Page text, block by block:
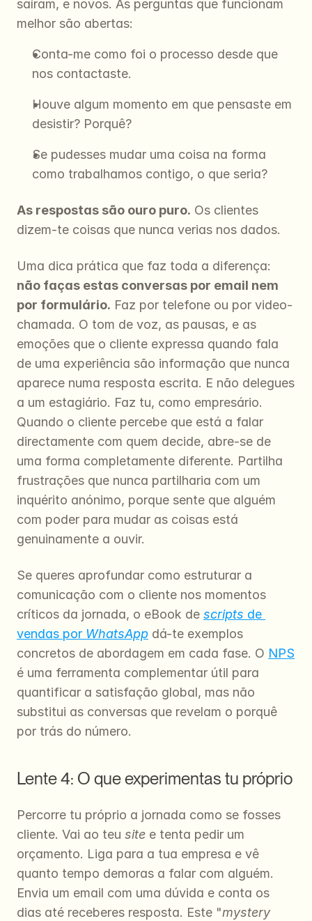
saíram, e novos. As perguntas que funcionam
melhor são abertas:
Conta-me como foi o processo desde que
nos contactaste.
Houve algum momento em que pensaste em
desistir? Porquê?
Se pudesses mudar uma coisa na forma
como trabalhamos contigo, o que seria?
As respostas são ouro puro. Os clientes
dizem-te coisas que nunca verias nos dados.
não faças estas conversas por email nem
por formulário. Faz por telefone ou por video-
chamada. O tom de voz, as pausas, e as
emoções que o cliente expressa quando fala
de uma experiência são informação que nunca
aparece numa resposta escrita. E não delegues
a um estagiário. Faz tu, como empresário.
Quando o cliente percebe que está a falar
directamente com quem decide, abre-se de
uma forma completamente diferente. Partilha
frustrações que nunca partilharia com um
inquérito anónimo, porque sente que alguém
com poder para mudar as coisas está
genuinamente a ouvir.
Se queres aprofundar como estruturar a
comunicação com o cliente nos momentos
críticos da jornada, o eBook de scripts de
vendas por WhatsApp dá-te exemplos
concretos de abordagem em cada fase. O NPS
é uma ferramenta complementar útil para
quantificar a satisfação global, mas não
substitui as conversas que revelam o porquê
por trás do número.
Lente 4: O que experimentas tu próprio
Percorre tu próprio a jornada como se fosses
cliente. Vai ao teu site e tenta pedir um
orçamento. Liga para a tua empresa e vê
quanto tempo demoras a falar com alguém.
Envia um email com uma dúvida e conta os
dias até receberes resposta. Este "mystery